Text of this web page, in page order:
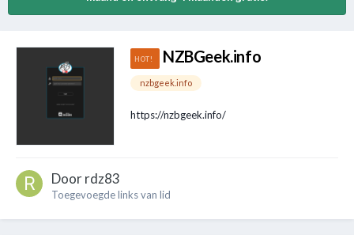
NZBGeek.info
nzbgeek.info
https://nzbgeek.info/
Doorrdz83
Toegevoegde links van lid